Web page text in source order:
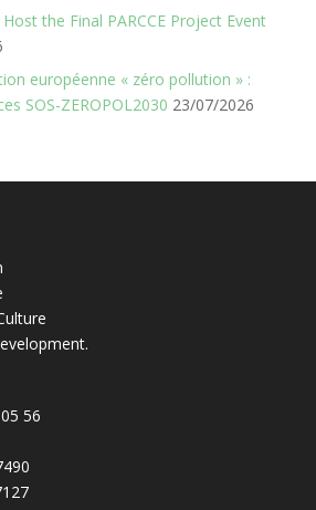
the Final PARCCE Project Event
européenne « zéro pollution » :
SOS-ZEROPOL2030 23/07/2026
56